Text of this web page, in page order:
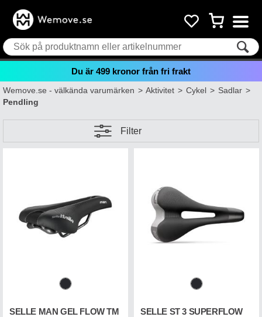
Du är 499 kronor från fri frakt
Wemove.se - välkända varumärken>Aktivitet>Cykel>Sadlar>
Pendling
Filter
SELLE MAN GEL FLOW TM SELLE ST 3 SUPERFLOW